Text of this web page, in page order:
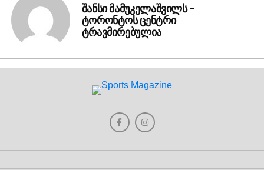
შანსი მამუკელაშვილს –
ტორონტოს ცენტრი
ტრავმირებულია